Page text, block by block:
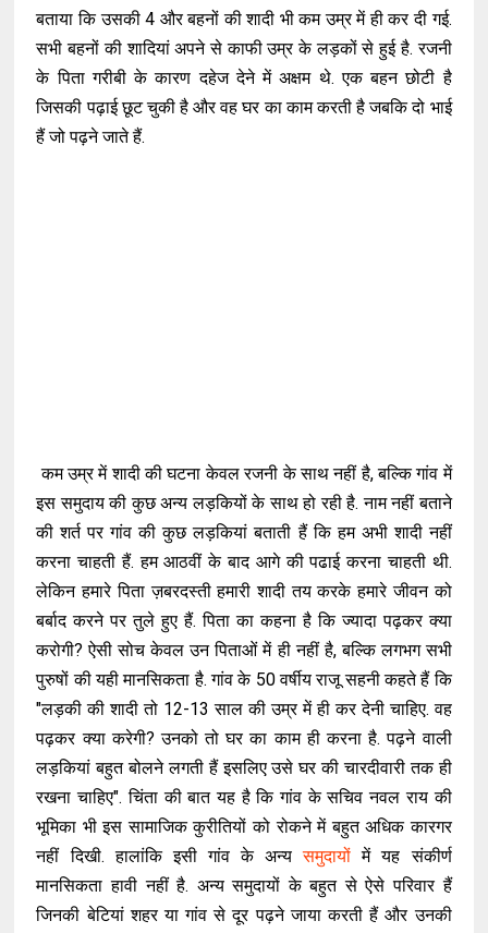
बताया कि उसकी 4 और बहनों की शादी भी कम उम्र में ही कर दी गई.
सभी बहनों की शादियां अपने से काफी उम्र के लड़कों से हुई है. रजनी
के पिता गरीबी के कारण दहेज देने में अक्षम थे. एक बहन छोटी है
जिसकी पढ़ाई छूट चुकी है और वह घर का काम करती है जबकि दो भाई
हैं जो पढ़ने जाते हैं.
कम उम्र में शादी की घटना केवल रजनी के साथ नहीं है, बल्कि गांव में
इस समुदाय की कुछ अन्य लड़कियों के साथ हो रही है. नाम नहीं बताने
की शर्त पर गांव की कुछ लड़कियां बताती हैं कि हम अभी शादी नहीं
करना चाहती हैं. हम आठवीं के बाद आगे की पढाई करना चाहती थी.
लेकिन हमारे पिता ज़बरदस्ती हमारी शादी तय करके हमारे जीवन को
बर्बाद करने पर तुले हुए हैं. पिता का कहना है कि ज्यादा पढ़कर क्या
करोगी? ऐसी सोच केवल उन पिताओं में ही नहीं है, बल्कि लगभग सभी
पुरुषों की यही मानसिकता है. गांव के 50 वर्षीय राजू सहनी कहते हैं कि
"लड़की की शादी तो 12-13 साल की उम्र में ही कर देनी चाहिए. वह
पढ़कर क्या करेगी? उनको तो घर का काम ही करना है. पढ़ने वाली
लड़कियां बहुत बोलने लगती हैं इसलिए उसे घर की चारदीवारी तक ही
रखना चाहिए". चिंता की बात यह है कि गांव के सचिव नवल राय की
भूमिका भी इस सामाजिक कुरीतियों को रोकने में बहुत अधिक कारगर
नहीं दिखी. हालांकि इसी गांव के अन्यसमुदायोंमें यह संकीर्ण
मानसिकता हावी नहीं है. अन्य समुदायों के बहुत से ऐसे परिवार हैं
जिनकी बेटियां शहर या गांव से दूर पढ़ने जाया करती हैं और उनकी